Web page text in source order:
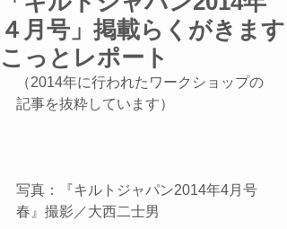
４月号」掲載らくがきます
こっとレポート
（2014年に行われたワークショップの
記事を抜粋しています）
写真：『キルトジャパン2014年4月号
春』撮影／大西二士男